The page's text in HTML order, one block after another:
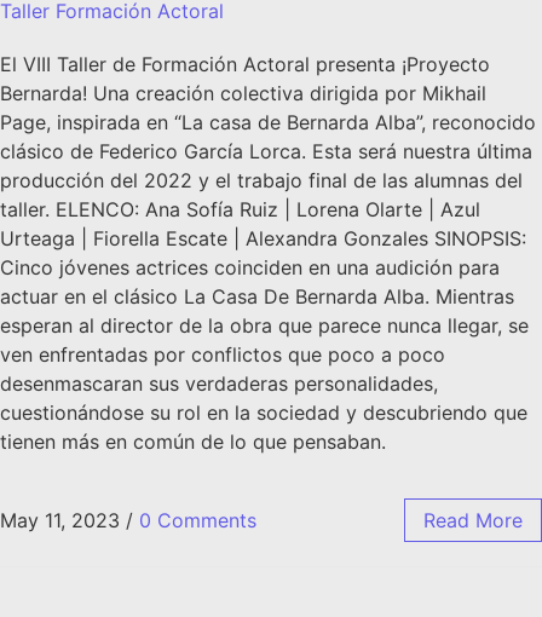
Taller Formación Actoral
El VIII Taller de Formación Actoral presenta ¡Proyecto
Bernarda! Una creación colectiva dirigida por Mikhail
Page, inspirada en “La casa de Bernarda Alba”, reconocido
clásico de Federico García Lorca. Esta será nuestra última
producción del 2022 y el trabajo final de las alumnas del
taller. ELENCO: Ana Sofía Ruiz | Lorena Olarte | Azul
Urteaga | Fiorella Escate | Alexandra Gonzales SINOPSIS:
Cinco jóvenes actrices coinciden en una audición para
actuar en el clásico La Casa De Bernarda Alba. Mientras
esperan al director de la obra que parece nunca llegar, se
ven enfrentadas por conflictos que poco a poco
desenmascaran sus verdaderas personalidades,
cuestionándose su rol en la sociedad y descubriendo que
tienen más en común de lo que pensaban.
May 11, 2023 / 0 Comments Read More